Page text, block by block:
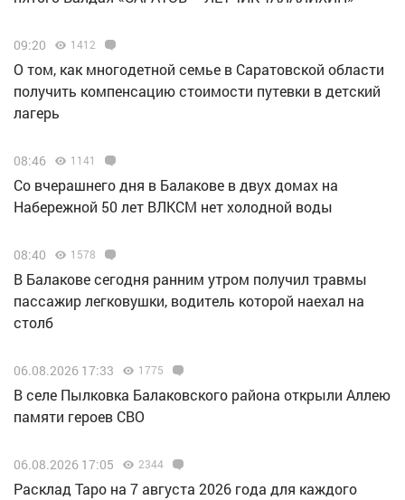
09:20 1412
О том, как многодетной семье в Саратовской области
получить компенсацию стоимости путевки в детский
лагерь
08:46 1141
Со вчерашнего дня в Балакове в двух домах на
Набережной 50 лет ВЛКСМ нет холодной воды
08:40 1578
В Балакове сегодня ранним утром получил травмы
пассажир легковушки, водитель которой наехал на
столб
06.08.2026 17:33 1775
В селе Пылковка Балаковского района открыли Аллею
памяти героев СВО
06.08.2026 17:05 2344
Расклад Таро на 7 августа 2026 года для каждого